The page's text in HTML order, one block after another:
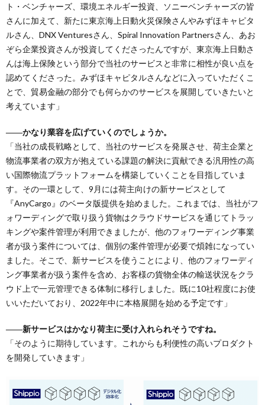
ト・ベンチャーズ、環境エネルギー投資、ソニーベンチャーズの皆
さんに加えて、新たに東京海上日動火災保険さんやみずほキャピタ
ルさん、DNX Venturesさん、Spiral Innovation Partnersさん、あお
ぞら企業投資さんが投資してくださったんですが、東京海上日動さ
んは海上保険という部分で当社のサービスと非常に相性が良い点を
認めてくださった。みずほキャピタルさんなどに入っていただくこ
とで、貿易金融の部分でも何らかのサービスを展開していきたいと
考えています」
――かなり業容を広げていくのでしょうか。
「当社の成長戦略として、当社のサービスを発展させ、荷主企業と
物流事業者の双方が抱えている課題の解決に貢献できる汎用性の高
い国際物流プラットフォームを構築していくことを目指していま
す。その一環として、9月には荷主向けの新サービスとして
『AnyCargo』のベータ版提供を始めました。これまでは、当社がフ
ォワーディングで取り扱う貨物はクラウドサービスを通じてトラッ
キングや案件管理が利用できましたが、他のフォワーディング事業
者が扱う案件については、個別の案件管理が必要で煩雑になってい
ました。そこで、新サービスを使うことにより、他のフォワーディ
ング事業者が扱う案件を含め、お客様の貨物全体の輸送状況をクラ
ウド上で一元管理できる体制に移行しました。既に10社程度にお使
いいただいており、2022年中に本格展開を始める予定です」
――新サービスはかなり荷主に受け入れられそうですね。
「そのように期待しています。これからも利便性の高いプロダクト
を開発していきます」